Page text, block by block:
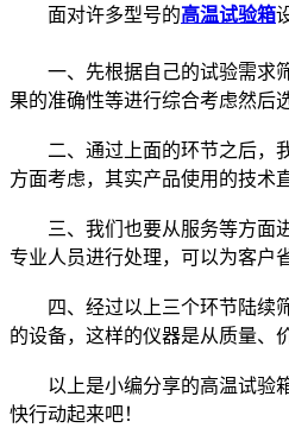
面对许多型号的高温试验箱
一、先根据自己的试验需求筛
果的准确性等进行综合考虑然后
二、通过上面的环节之后，我
方面考虑，其实产品使用的技术
三、我们也要从服务等方面进
专业人员进行处理，可以为客户
四、经过以上三个环节陆续筛
的设备，这样的仪器是从质量、
以上是小编分享的高温试验箱
快行动起来吧！